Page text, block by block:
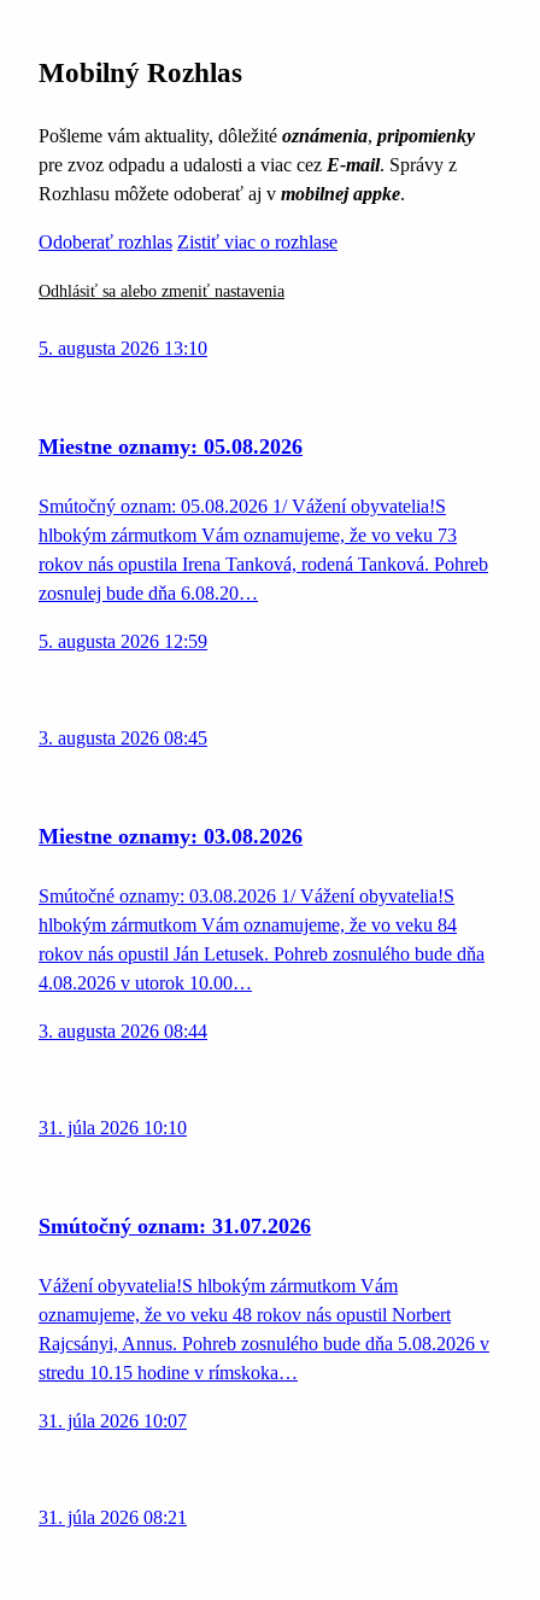
Mobilný Rozhlas
Pošleme vám aktuality, dôležité oznámenia, pripomienky
pre zvoz odpadu a udalosti a viac cez E-mail. Správy z
Rozhlasu môžete odoberať aj v mobilnej appke.
Odoberať rozhlas Zistiť viac o rozhlase
Odhlásiť sa alebo zmeniť nastavenia
5. augusta 2026 13:10
Miestne oznamy: 05.08.2026
Smútočný oznam: 05.08.2026 1/ Vážení obyvatelia!S
hlbokým zármutkom Vám oznamujeme, že vo veku 73
rokov nás opustila Irena Tanková, rodená Tanková. Pohreb
zosnulej bude dňa 6.08.20…
5. augusta 2026 12:59
3. augusta 2026 08:45
Miestne oznamy: 03.08.2026
Smútočné oznamy: 03.08.2026 1/ Vážení obyvatelia!S
hlbokým zármutkom Vám oznamujeme, že vo veku 84
rokov nás opustil Ján Letusek. Pohreb zosnulého bude dňa
4.08.2026 v utorok 10.00…
3. augusta 2026 08:44
31. júla 2026 10:10
Smútočný oznam: 31.07.2026
Vážení obyvatelia!S hlbokým zármutkom Vám
oznamujeme, že vo veku 48 rokov nás opustil Norbert
Rajcsányi, Annus. Pohreb zosnulého bude dňa 5.08.2026 v
stredu 10.15 hodine v rímskoka…
31. júla 2026 10:07
31. júla 2026 08:21